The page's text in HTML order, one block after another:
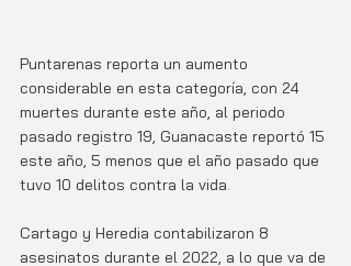
Puntarenas reporta un aumento
considerable en esta categoría, con 24
muertes durante este año, al periodo
pasado registro 19, Guanacaste reportó 15
este año, 5 menos que el año pasado que
tuvo 10 delitos contra la vida.
Cartago y Heredia contabilizaron 8
asesinatos durante el 2022, a lo que va de